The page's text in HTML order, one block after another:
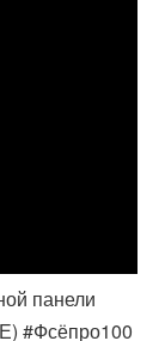
панели
#Фсёпро100